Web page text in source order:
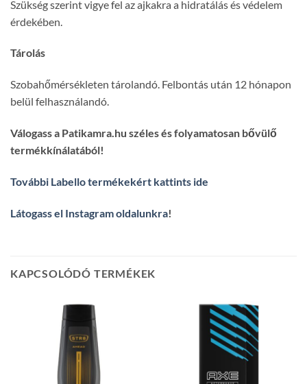
Szükség szerint vigye fel az ajkakra a hidratálás és védelem
érdekében.
Tárolás
Szobahőmérsékleten tárolandó. Felbontás után 12 hónapon
belül felhasználandó.
Válogass a Patikamra.hu széles és folyamatosan bővülő
termékkínálatából!
További Labello termékekért kattints ide
Látogass el Instagram oldalunkra!
KAPCSOLÓDÓ TERMÉKEK